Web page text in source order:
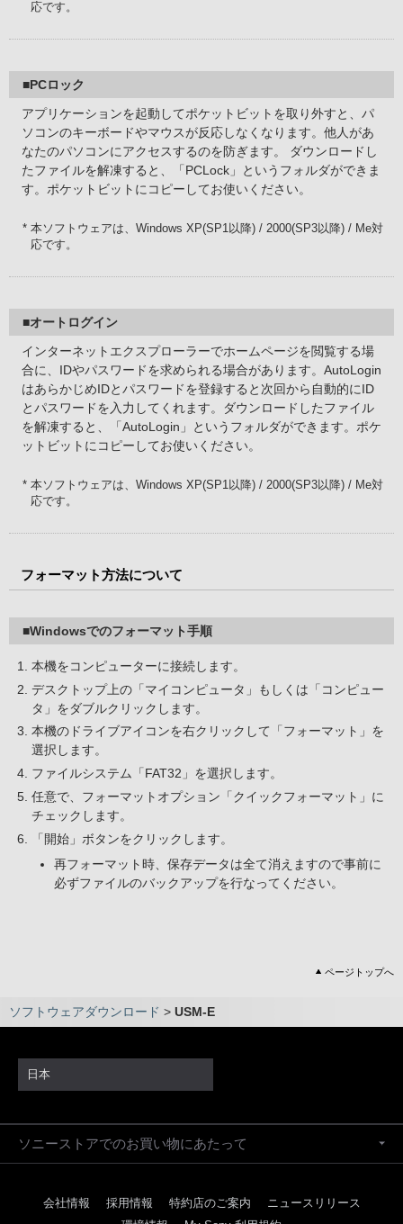
応です。
■PCロック
アプリケーションを起動してポケットビットを取り外すと、パ
ソコンのキーボードやマウスが反応しなくなります。他人があ
なたのパソコンにアクセスするのを防ぎます。 ダウンロードし
たファイルを解凍すると、「PCLock」というフォルダができま
す。ポケットビットにコピーしてお使いください。
* 本ソフトウェアは、Windows XP(SP1以降) / 2000(SP3以降) / Me対
応です。
■オートログイン
インターネットエクスプローラーでホームページを閲覧する場
合に、IDやパスワードを求められる場合があります。AutoLogin
はあらかじめIDとパスワードを登録すると次回から自動的にID
とパスワードを入力してくれます。ダウンロードしたファイル
を解凍すると、「AutoLogin」というフォルダができます。ポケ
ットビットにコピーしてお使いください。
* 本ソフトウェアは、Windows XP(SP1以降) / 2000(SP3以降) / Me対
応です。
フォーマット方法について
■Windowsでのフォーマット手順
本機をコンピューターに接続します。
デスクトップ上の「マイコンピュータ」もしくは「コンピュー
タ」をダブルクリックします。
本機のドライブアイコンを右クリックして「フォーマット」を
選択します。
ファイルシステム「FAT32」を選択します。
任意で、フォーマットオプション「クイックフォーマット」に
チェックします。
「開始」ボタンをクリックします。
再フォーマット時、保存データは全て消えますので事前に
必ずファイルのバックアップを行なってください。
ページトップへ
ソフトウェアダウンロード > USM-E
日本
ソニーストアでのお買い物にあたって
会社情報 採用情報 特約店のご案内
ニュースリリース